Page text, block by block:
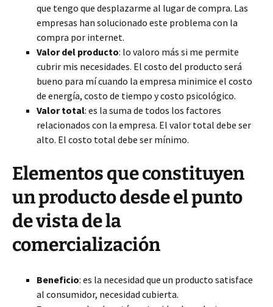
que tengo que desplazarme al lugar de compra. Las
empresas han solucionado este problema con la
compra por internet.
Valor del producto: lo valoro más si me permite
cubrir mis necesidades. El costo del producto será
bueno para mí cuando la empresa minimice el costo
de energía, costo de tiempo y costo psicológico.
Valor total: es la suma de todos los factores
relacionados con la empresa. El valor total debe ser
alto. El costo total debe ser mínimo.
Elementos que constituyen
un producto desde el punto
de vista de la
comercialización
Beneficio: es la necesidad que un producto satisface
al consumidor, necesidad cubierta.